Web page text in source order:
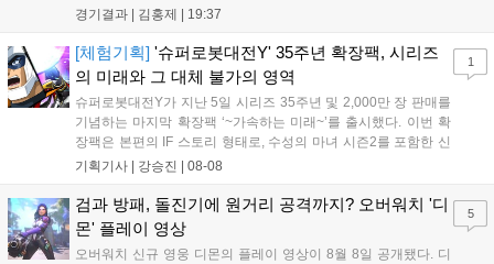
'페인터' 김은후를 투입했지만, 결국 1:2로 패배하고 말았다. T1은
을 빼냈다....
경기결과 | 김홍제 | 19:37
[체험기획] '슈퍼로봇대전Y' 35주년 확장팩, 시리즈
의 미래와 그 대체 불가의 영역
슈퍼로봇대전Y가 지난 5일 시리즈 35주년 및 2,000만 장 판매를
기념하는 마지막 확장팩 ‘~가속하는 미래~’를 출시했다. 이번 확
장팩은 본편의 IF 스토리 형태로, 수성의 마녀 시즌2를 포함한 신
규 참전작과 크로스오버 합체기를 선보이며 작품을 완결 짓는다.
하는 몰입감 있는 서사와 조합을 구현하며 시리즈의 미래를 향한
새로운 가능성을 제시했다....
기획기사 | 강승진 | 08-08
1
검과 방패, 돌진기에 원거리 공격까지? 오버워치 '디
몬' 플레이 영상
오버워치 신규 영웅 디몬의 플레이 영상이 8월 8일 공개됐다. 디
5